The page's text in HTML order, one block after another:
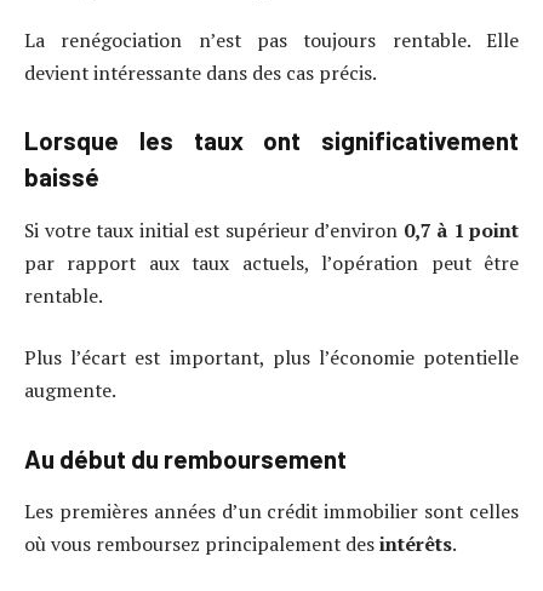
La renégociation n’est pas toujours rentable. Elle
devient intéressante dans des cas précis.
Lorsque les taux ont significativement
baissé
Si votre taux initial est supérieur d’environ 0,7 à 1 point
par rapport aux taux actuels, l’opération peut être
rentable.
Plus l’écart est important, plus l’économie potentielle
augmente.
Au début du remboursement
Les premières années d’un crédit immobilier sont celles
où vous remboursez principalement desintérêts.